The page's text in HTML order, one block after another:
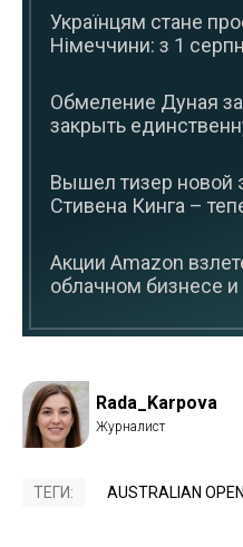
Українцям стане
Німеччини: з 1
Обмеление Дуная
закрыть
Вышел тизер новой
Стивена Кинга –
Акции Amazon
облачном бизнесе
Rada_Karpova
ТЕГИ: AUSTRALIAN OPEN